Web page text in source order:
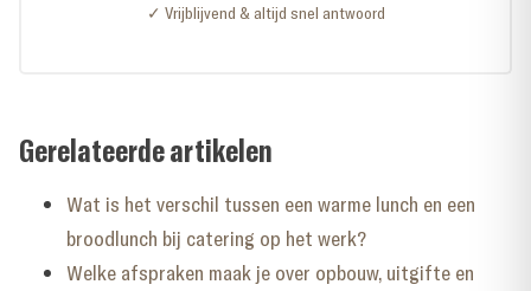
✓ Vrijblijvend & altijd snel antwoord
Gerelateerde artikelen
Wat is het verschil tussen een warme lunch en een
broodlunch bij catering op het werk?
Welke afspraken maak je over opbouw, uitgifte en